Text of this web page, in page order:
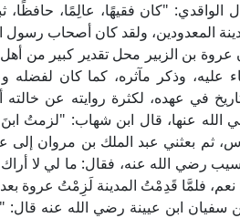
الواقدي: "كان فقيهًا، عالِمًا،
المعدودين، ولقد كان أصحاب رسول
عروة بن الزبير محل تقدير كبير من
عليه، وذكر مآثره، كما كان
في عهده، لكثرة روايته عن
الله عنها، قال ابن شهاب: "لزمتُ
ثم بعثني عبد الملك بن مروان
رضي الله عنه، فقال: ما لي لا
فلمَّا قَدِمْتُ المدينة لَزِمْتُ عروة بعد
سفيان ابن عيينة رضي الله عنه قال: